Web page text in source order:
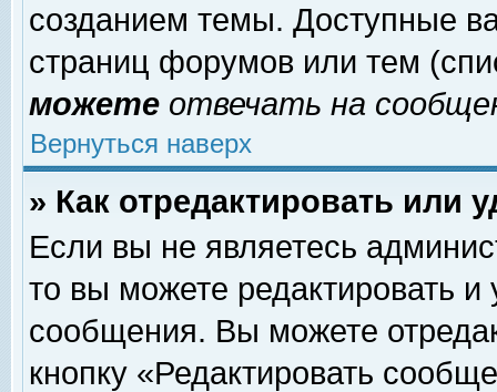
созданием темы. Доступные
страниц форумов или тем
можете отвечать на
Вернуться наверх
» Как отредактировать или
Если вы не являетесь
то вы можете редактировать и
сообщения. Вы можете
кнопку «Редактировать